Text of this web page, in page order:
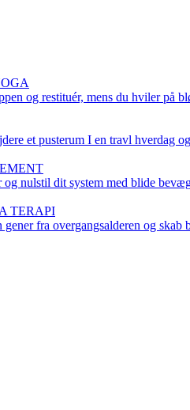
og restituér, mens du hviler på
et pusterum I en travl hverdag
nulstil dit system med blide
TERAPI
gener fra overgangsalderen og